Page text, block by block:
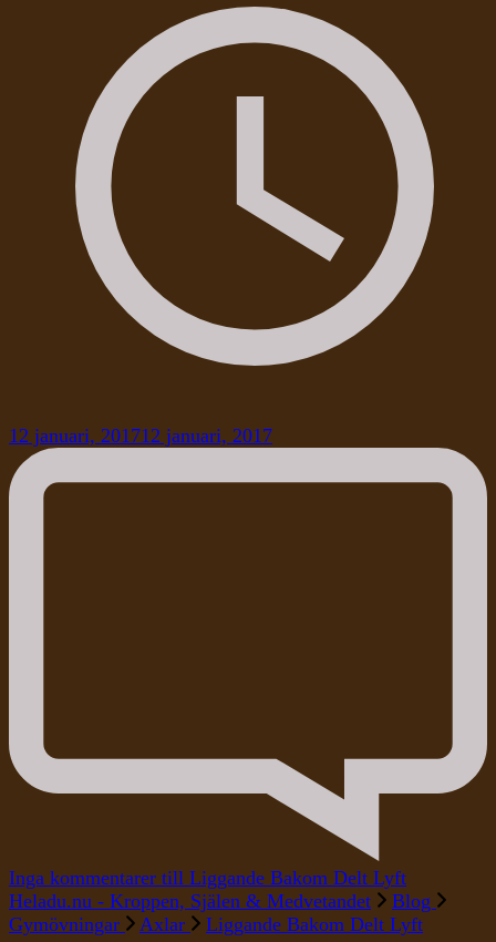
12 januari, 201712 januari, 2017
Inga kommentarer till Liggande Bakom Delt Lyft
Heladu.nu - Kroppen, Själen & Medvetandet
Blog
Gymövningar
Axlar
Liggande Bakom Delt Lyft